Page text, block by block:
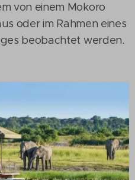
von einem Mokoro
oder im Rahmen eines
beobachtet werden.